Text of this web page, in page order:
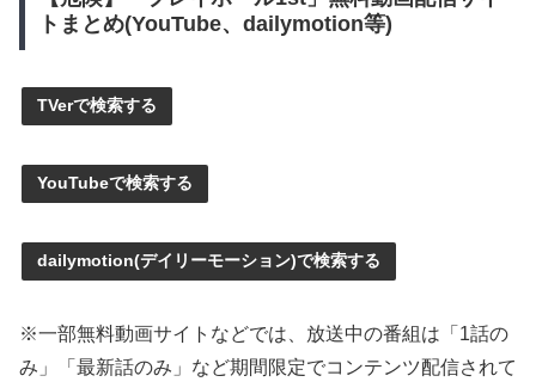
トまとめ(YouTube、dailymotion等)
TVerで検索する
YouTubeで検索する
dailymotion(デイリーモーション)で検索する
※一部無料動画サイトなどでは、放送中の番組は「1話の
み」「最新話のみ」など期間限定でコンテンツ配信されて